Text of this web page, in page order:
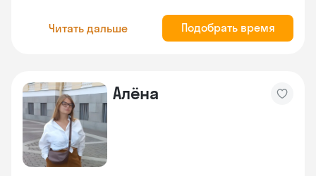
Читать дальше Подобрать время
Алёна